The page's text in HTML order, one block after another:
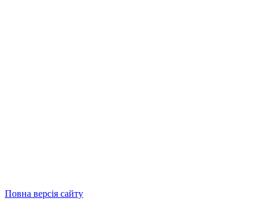
Повна версія сайту